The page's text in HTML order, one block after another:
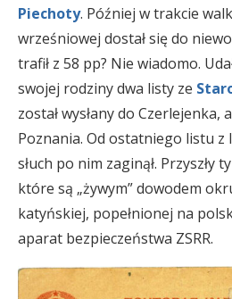
Piechoty. Później w trakcie
wrześniowej dostał się do
trafił z 58 pp? Nie wiadomo.
swojej rodziny dwa listy ze
został wysłany do
Poznania. Od ostatniego listu z
słuch po nim zaginął. Przyszły
które są „żywym” dowodem
katyńskiej, popełnionej na
aparat bezpieczeństwa ZSRR.